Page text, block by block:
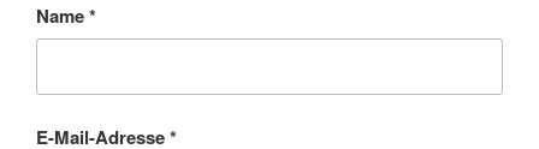
Name*
E-Mail-Adresse*